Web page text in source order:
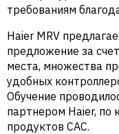
требованиям
Haier MRV
предложение за
места, множества
удобных
Обучение
партнером Haier, по
продуктов CAC.